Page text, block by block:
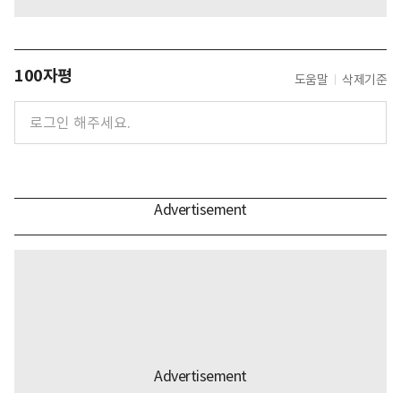
100자평 도움말 삭제기준